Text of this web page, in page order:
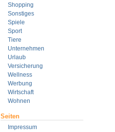
Shopping
Sonstiges
Spiele
Sport
Tiere
Unternehmen
Urlaub
Versicherung
Wellness
Werbung
Wirtschaft
Wohnen
Seiten
Impressum